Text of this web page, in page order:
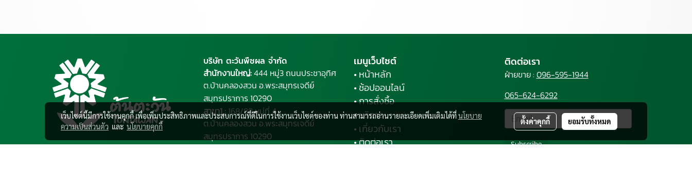
บริษัท ตะวันพืชผล จำกัด
สำนักงานใหญ่:444 หมู่3 ถนนประชาอุทิศ
ต.บ้านคลองสวน อ.พระสมุทรเจดีย์
สมุทรปราการ 10290
สาขา1 :168/88 หมู่ที่ 4
ต.บ้านคลองสวน อ.พระสมุทรเจดีย์
สมุทรปราการ 10290
เมนูเว็บไซต์
• หน้าหลัก
• ช้อปออนไลน์
• การสั่งซื้อ
• บริการ
• เกี่ยวกับเรา
• ติดต่อเรา
ติดต่อเรา
ฝ่ายขาย : 096-595-1944
065-624-6292
Subscribe
เว็บไซต์นี้มีการใช้งานคุกกี้ เพื่อเพิ่มประสิทธิภาพและประสบการณ์ที่ดีในการใช้งานเว็บไซต์ของท่าน ท่านสามารถอ่านรายละเอียดเพิ่มเติมได้ที่นโยบาย
ความเป็นส่วนตัว และ นโยบายคุกกี้
ตั้งค่าคุกกี้ ยอมรับทั้งหมด